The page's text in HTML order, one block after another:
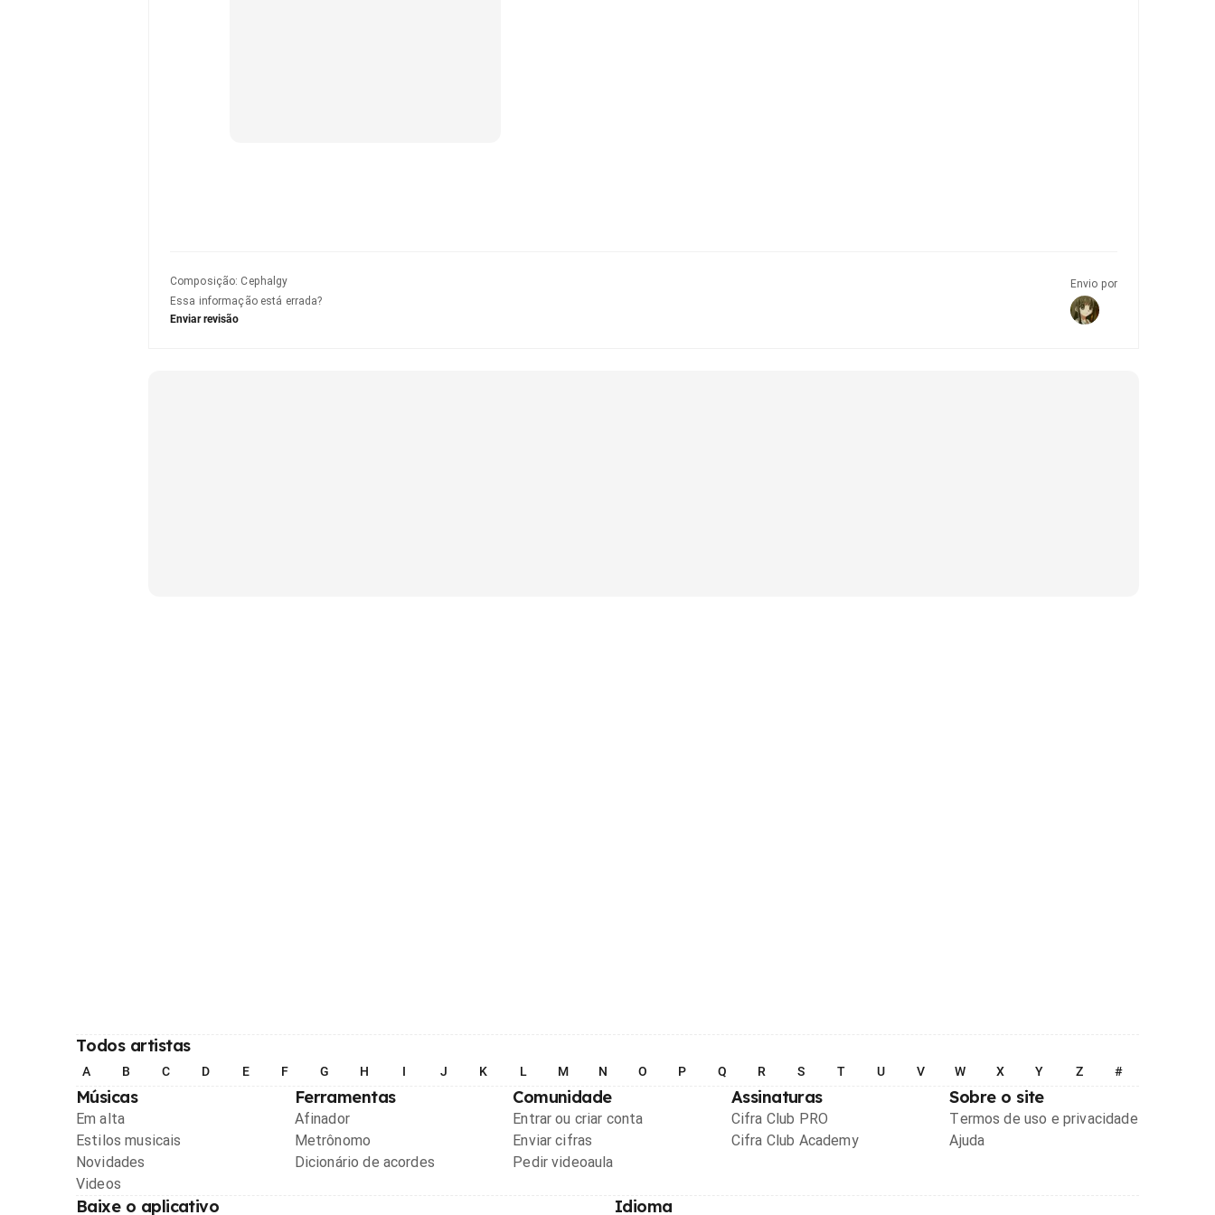
Composição: Cephalgy
Essa informação está errada?
Enviar revisão
Envio por
Todos artistas
A B C D E F G H I J K L M N O P Q R S T U V W X Y Z #
Músicas
Em alta
Estilos musicais
Novidades
Videos
Ferramentas
Afinador
Metrônomo
Dicionário de acordes
Comunidade
Entrar ou criar conta
Enviar cifras
Pedir videoaula
Assinaturas
Cifra Club PRO
Cifra Club Academy
Sobre o site
Termos de uso e privacidade
Ajuda
Baixe o aplicativo Idioma